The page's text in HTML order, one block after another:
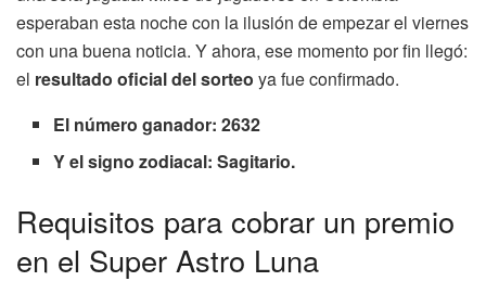
esperaban esta noche con la ilusión de empezar el viernes
con una buena noticia. Y ahora, ese momento por fin llegó:
el resultado oficial del sorteo ya fue confirmado.
El número ganador: 2632
Y el signo zodiacal: Sagitario.
Requisitos para cobrar un premio
en el Super Astro Luna